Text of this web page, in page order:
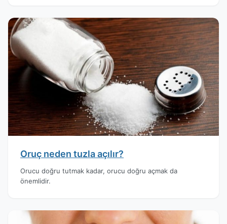
Oruç neden tuzla açılır?
Orucu doğru tutmak kadar, orucu doğru açmak da
önemlidir.